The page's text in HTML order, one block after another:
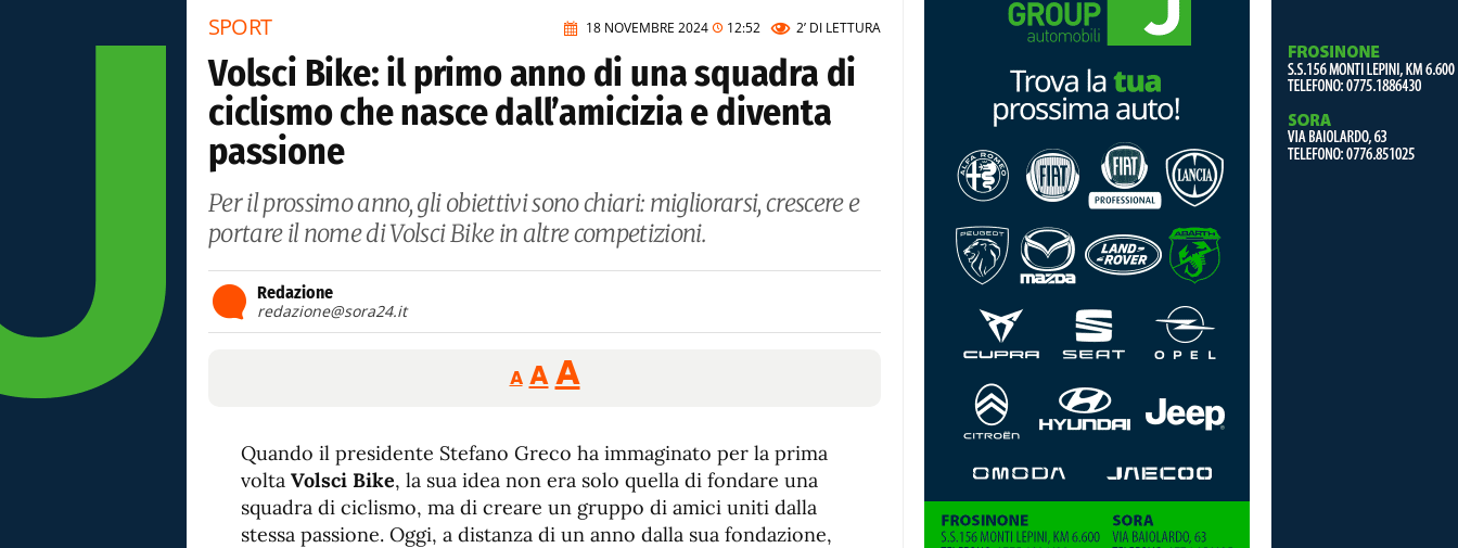
18 NOVEMBRE 2024 12:52 2’ DI LETTURA
SPORT
Volsci Bike: il primo anno di una squadra di
ciclismo che nasce dall’amicizia e diventa
passione
Per il prossimo anno, gli obiettivi sono chiari: migliorarsi, crescere e
portare il nome di Volsci Bike in altre competizioni.
Redazione
redazione@sora24.it
A
Reducir
tamaño
A Restablecer
tamaño
de
fuente
AAumentar
de
fuente.
Quando il presidente Stefano Greco ha immaginato per la prima
volta Volsci Bike, la sua idea non era solo quella di fondare una
squadra di ciclismo, ma di creare un gruppo di amici uniti dalla
stessa passione. Oggi, a distanza di un anno dalla sua fondazione,